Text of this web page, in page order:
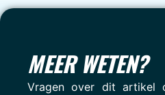
MEER WETEN?
Vragen over dit artikel